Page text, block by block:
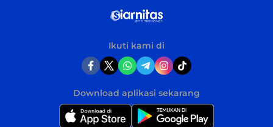
Ikuti kami di
Download aplikasi sekarang